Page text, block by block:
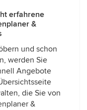
erfahrene
&
und schon
werden Sie
Angebote
die Sie von
&